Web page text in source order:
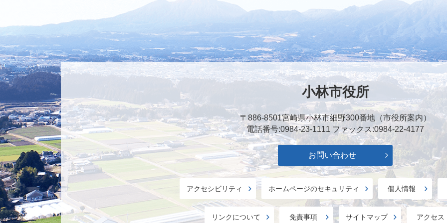
小林市役所
〒886-8501宮崎県小林市細野300番地（市役所案内）
電話番号:0984-23-1111 ファックス:0984-22-4177
お問い合わせ
アクセシビリティ ホームページのセキュリティ 個人情報
リンクについて 免責事項 サイトマップ アクセス